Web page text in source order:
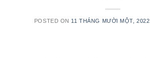
POSTED ON 11 THÁNG MƯỜI MỘT, 2022